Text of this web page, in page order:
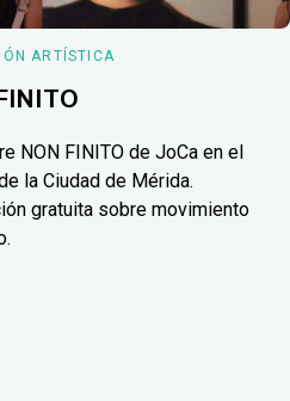
ARTÍSTICA
NON FINITO de JoCa en el
la Ciudad de Mérida.
gratuita sobre movimiento